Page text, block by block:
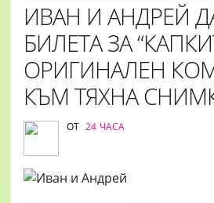
ИВАН И АНДРЕЙ
БИЛЕТА ЗА
ОРИГИНАЛЕН
КЪМ ТЯХНА
ОТ 24 ЧАСА